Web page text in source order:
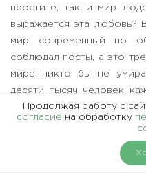
простите, так и мир
выражается эта любовь?
мир современный по
соблюдал посты, а это
мире никто бы не
десяти тысяч человек
вдумайтесь в это: почти
умирает от голода. В
континента. Если бы
своим чревом,
Продолжая работу с
согласие на обработку